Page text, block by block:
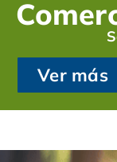
Ver más